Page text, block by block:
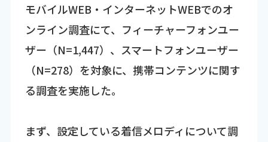
モバイルWEB・インターネットWEBでのオ
ンライン調査にて、フィーチャーフォンユー
ザー（N=1,447）、スマートフォンユーザー
（N=278）を対象に、携帯コンテンツに関す
る調査を実施した。
まず、設定している着信メロディについて調